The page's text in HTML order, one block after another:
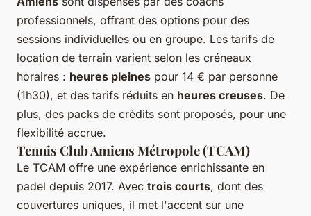
professionnels, offrant des options pour des
sessions individuelles ou en groupe. Les tarifs de
location de terrain varient selon les créneaux
horaires : heures pleines pour 14 € par personne
(1h30), et des tarifs réduits en heures creuses. De
plus, des packs de crédits sont proposés, pour une
flexibilité accrue.
Tennis Club Amiens Métropole (TCAM)
Le TCAM offre une expérience enrichissante en
padel depuis 2017. Avec trois courts, dont des
couvertures uniques, il met l'accent sur une